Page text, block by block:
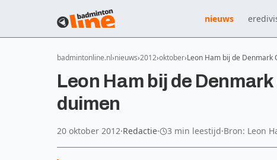
nieuws
badmintonline.nl nieuws 2012 oktober Leon Ham bij de Denmark
Leon Ham bij de
duimen
20 oktober 2012·Redactie· 3 min leestijd·Bron: Leon